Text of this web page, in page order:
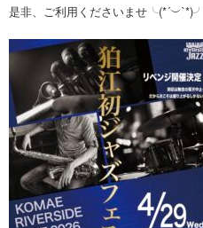
是非、ご利用くださいませ